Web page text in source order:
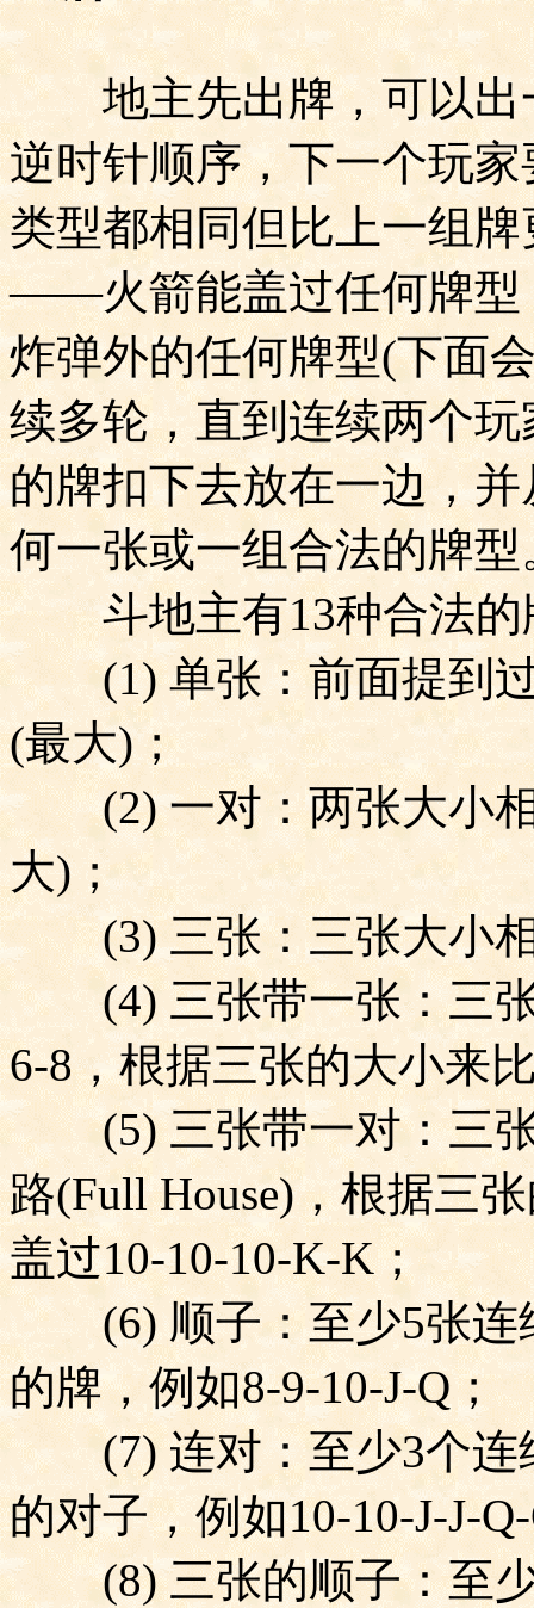
地主先出牌，可以出
逆时针顺序，下一个玩
类型都相同但比上一组
——火箭能盖过任何牌型
炸弹外的任何牌型(下面
续多轮，直到连续两个
的牌扣下去放在一边，
何一张或一组合法的牌型
斗地主有13种合法
(1)单张：前面提到
(最大)；
(2)一对：两张大小
大)；
(3)三张：三张大小
(4)三张带一张：三
6-8，根据三张的大小来
(5)三张带一对：三
路(Full House)，根据三
盖过10-10-10-K-K；
(6) 顺子：至少5张连
的牌，例如8-9-10-J-Q；
(7)连对：至少3个连
的对子，例如10-10-J-J-
(8)三张的顺子：至